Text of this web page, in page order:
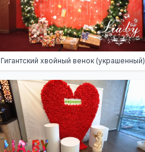
Гигантский хвойный венок (украшенный)